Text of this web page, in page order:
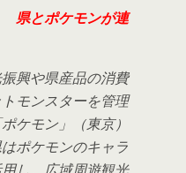
県とポケモンが連
興や県産品の消費
モンスターを管理
ケモン」（東京）
ポケモンのキャラ